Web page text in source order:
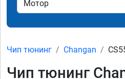
Чип тюнинг Changan
Чип тюнинг